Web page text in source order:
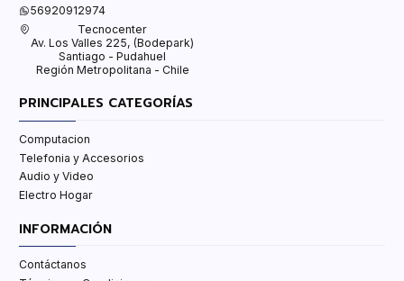
56920912974
Tecnocenter
Av. Los Valles 225, (Bodepark)
Santiago - Pudahuel
Región Metropolitana - Chile
PRINCIPALES CATEGORÍAS
Computacion
Telefonia y Accesorios
Audio y Video
Electro Hogar
INFORMACIÓN
Contáctanos